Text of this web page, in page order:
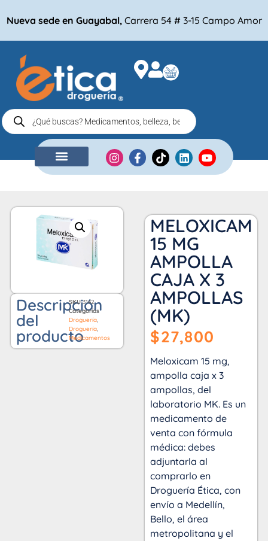
Nueva sede en Guayabal, Carrera 54 # 3-15 Campo Amor
Descripción
del
producto
SKU3142
Categorías
Droguería
Droguería
Medicamentos
MELOXICAM
15 MG
AMPOLLA
CAJA X 3
AMPOLLAS
(MK)
$27,800
Meloxicam 15 mg,
ampolla caja x 3
ampollas, del
laboratorio MK. Es un
medicamento de
venta con fórmula
médica: debes
adjuntarla al
comprarlo en
Droguería Ética, con
envío a Medellín,
Bello, el área
metropolitana y el